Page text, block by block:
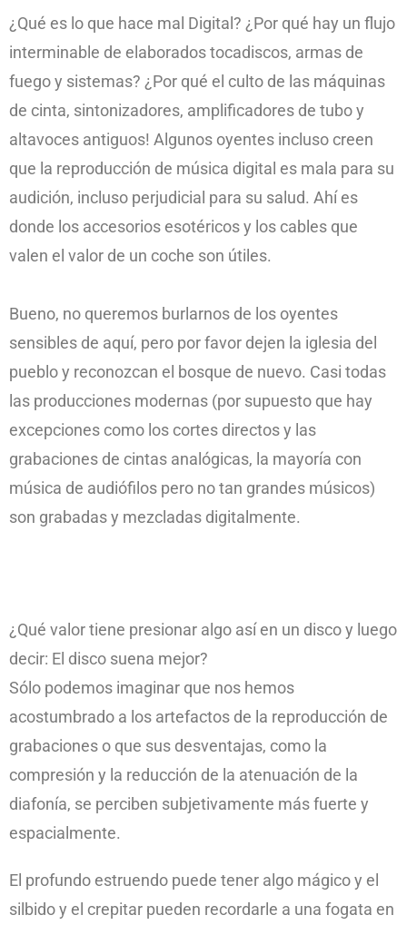
¿Qué es lo que hace mal Digital? ¿Por qué hay un flujo
interminable de elaborados tocadiscos, armas de
fuego y sistemas? ¿Por qué el culto de las máquinas
de cinta, sintonizadores, amplificadores de tubo y
altavoces antiguos! Algunos oyentes incluso creen
que la reproducción de música digital es mala para su
audición, incluso perjudicial para su salud. Ahí es
donde los accesorios esotéricos y los cables que
valen el valor de un coche son útiles.
Bueno, no queremos burlarnos de los oyentes
sensibles de aquí, pero por favor dejen la iglesia del
pueblo y reconozcan el bosque de nuevo. Casi todas
las producciones modernas (por supuesto que hay
excepciones como los cortes directos y las
grabaciones de cintas analógicas, la mayoría con
música de audiófilos pero no tan grandes músicos)
son grabadas y mezcladas digitalmente.
¿Qué valor tiene presionar algo así en un disco y luego
decir: El disco suena mejor?
Sólo podemos imaginar que nos hemos
acostumbrado a los artefactos de la reproducción de
grabaciones o que sus desventajas, como la
compresión y la reducción de la atenuación de la
diafonía, se perciben subjetivamente más fuerte y
espacialmente.
El profundo estruendo puede tener algo mágico y el
silbido y el crepitar pueden recordarle a una fogata en